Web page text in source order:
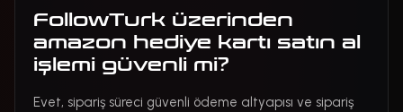
FollowTurk üzerinden
amazon hediye kartı satın al
işlemi güvenli mi?
Evet, sipariş süreci güvenli ödeme altyapısı ve sipariş